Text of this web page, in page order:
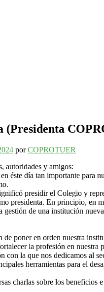
porCOPROTUER
autoridades y amigos:
éste día tan importante para
presidir el Colegio y
presidenta. En principio, en
gestión de una institución
de poner en orden nuestra
la profesión en nuestra
con la que nos dedicamos al
herramientas para el
charlas sobre los beneficios e